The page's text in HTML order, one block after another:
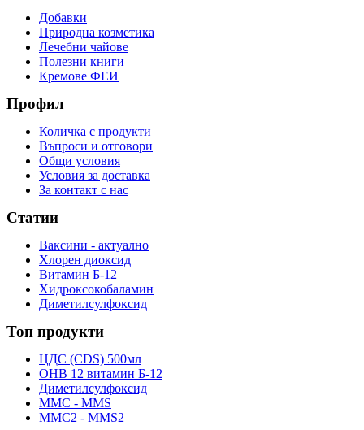
Добавки
Природна козметика
Лечебни чайове
Полезни книги
Кремове ФЕИ
Профил
Количка с продукти
Въпроси и отговори
Общи условия
Условия за доставка
За контакт с нас
Статии
Ваксини - актуално
Хлорен диоксид
Витамин Б-12
Хидроксокобаламин
Диметилсулфоксид
Топ продукти
ЦДС (CDS) 500мл
OHB 12 витамин Б-12
Диметилсулфоксид
ММС - MMS
ММС2 - MMS2